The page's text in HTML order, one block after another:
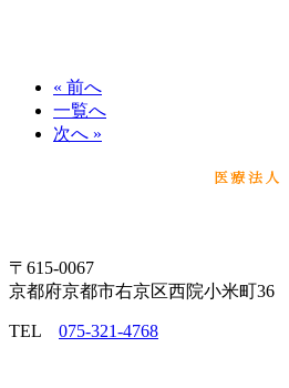
« 前へ
一覧へ
次へ »
〒615-0067
京都府京都市右京区西院小米町36
TEL 075-321-4768